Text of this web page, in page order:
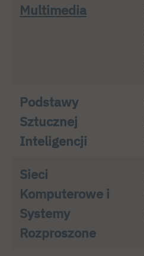
Multimedia
Podstawy
Sztucznej
Inteligencji
Sieci
Komputerowe i
Systemy
Rozproszone